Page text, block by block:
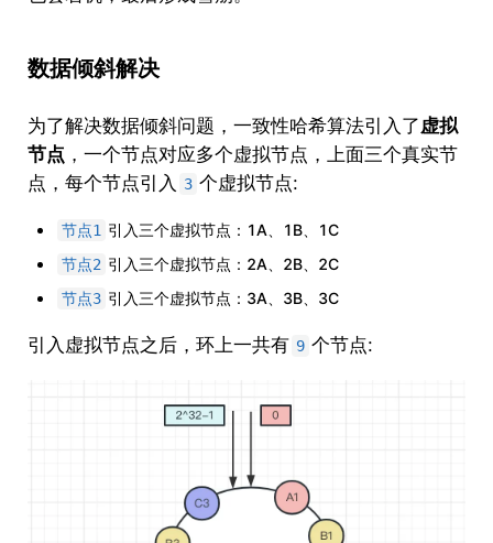
数据倾斜解决
为了解决数据倾斜问题，一致性哈希算法引入了虚拟
节点 ，一个节点对应多个虚拟节点，上面三个真实节
点，每个节点引入
3 个虚拟节点:
节点1 引入三个虚拟节点：1A、1B、1C
节点2 引入三个虚拟节点：2A、2B、2C
节点3 引入三个虚拟节点：3A、3B、3C
引入虚拟节点之后，环上一共有 9 个节点: